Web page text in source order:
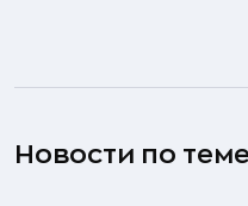
Новости по теме